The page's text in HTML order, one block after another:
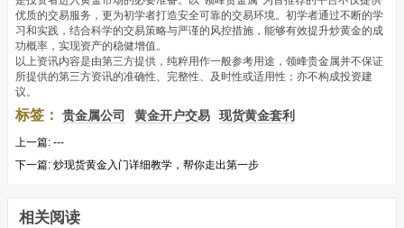
优质的交易服务，更为初学者打造安全可靠的交易环境。初学者通过不断的学
习和实践，结合科学的交易策略与严谨的风控措施，能够有效提升炒黄金的成
功概率，实现资产的稳健增值。
以上资讯内容是由第三方提供，纯粹用作一般参考用途，领峰贵金属并不保证
所提供的第三方资讯的准确性、完整性、及时性或适用性；亦不构成投资建
议。
标签： 贵金属公司 黄金开户交易 现货黄金套利
上一篇: ---
下一篇: 炒现货黄金入门详细教学，帮你走出第一步
相关阅读